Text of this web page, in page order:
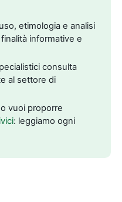
etimologia e analisi
informative e
consulta
al settore di
vuoi proporre
: leggiamo ogni